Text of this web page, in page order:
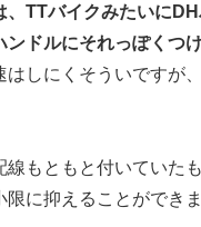
、TTバイクみたいに
ンドルにそれっぽくつ
はしにくそういですが
線もともと付いていた
限に抑えることができま